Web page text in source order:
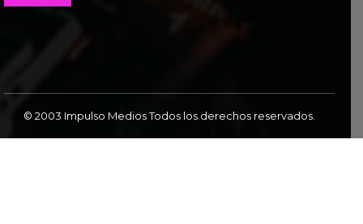
© 2003 Impulso Medios Todos los derechos reservados.